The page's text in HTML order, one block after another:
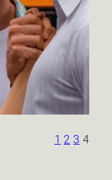
1 2 3 4